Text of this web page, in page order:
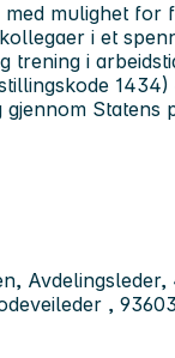
med mulighet for
i et
trening i
gjennom
Avdelingsleder,
,